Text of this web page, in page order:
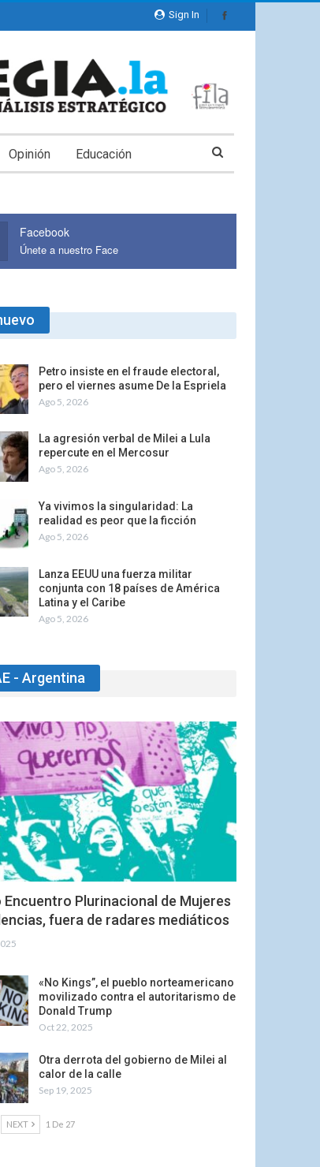
Sign In
Opinión Educación
Facebook
Únete a nuestro Face
Petro insiste en el fraude electoral,
pero el viernes asume De la Espriela
Ago 5, 2026
La agresión verbal de Milei a Lula
repercute en el Mercosur
Ago 5, 2026
Ya vivimos la singularidad: La
realidad es peor que la ficción
Ago 5, 2026
Lanza EEUU una fuerza militar
conjunta con 18 países de América
Latina y el Caribe
Ago 5, 2026
- Argentina
Encuentro Plurinacional de Mujeres
fuera de radares mediáticos
«No Kings”, el pueblo norteamericano
movilizado contra el autoritarismo de
Donald Trump
Oct 22, 2025
Otra derrota del gobierno de Milei al
calor de la calle
Sep 19, 2025
NEXT 1 De 27